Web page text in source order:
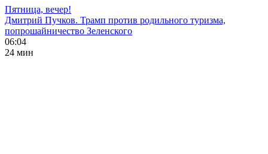
Пятница, вечер!
Дмитрий Пучков. Трамп против родильного туризма,
попрошайничество Зеленского
06:04
24 мин